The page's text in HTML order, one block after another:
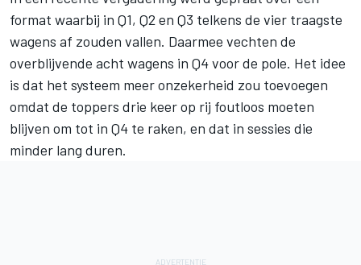
format waarbij in Q1, Q2 en Q3 telkens de vier traagste
wagens af zouden vallen. Daarmee vechten de
overblijvende acht wagens in Q4 voor de pole. Het idee
is dat het systeem meer onzekerheid zou toevoegen
omdat de toppers drie keer op rij foutloos moeten
blijven om tot in Q4 te raken, en dat in sessies die
minder lang duren.